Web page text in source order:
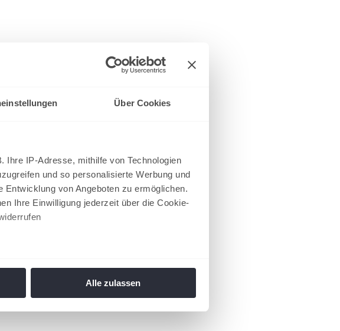
Über Cookies
Ihre IP-Adresse, mithilfe von Technologien
und so personalisierte Werbung und
von Angeboten zu ermöglichen.
Ihre Einwilligung jederzeit über die Cookie-
Alle zulassen